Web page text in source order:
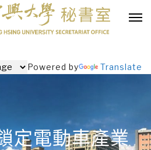
Powered by Translate
定電動車產業